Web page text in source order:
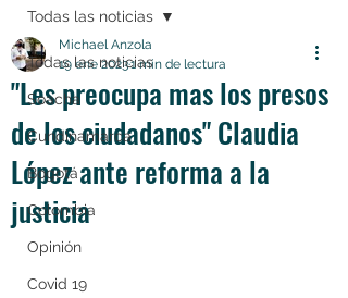
Todas las noticias
Soacha
Cundinamarca
Bogotá
Colombia
Opinión
Covid 19
Todas las noticias
"Les preocupa mas los presos
de los ciudadanos" Claudia
López ante reforma a la
justicia
Michael Anzola
19 ene 20231 min de lectura